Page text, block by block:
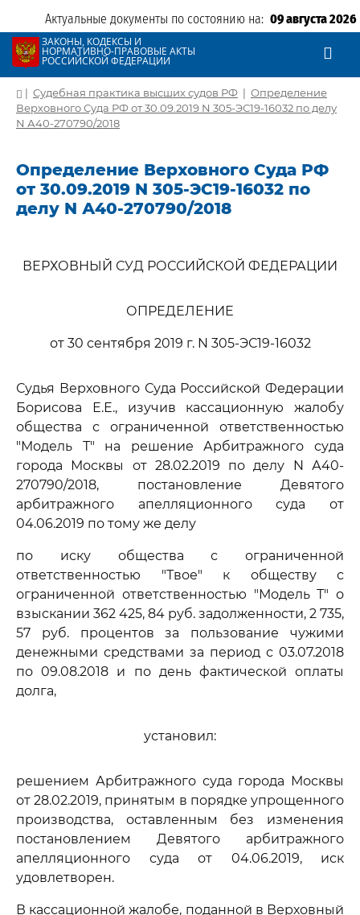
Актуальные документы по состоянию на: 09 августа 2026
ЗАКОНЫ, КОДЕКСЫ И
НОРМАТИВНО-ПРАВОВЫЕ АКТЫ
РОССИЙСКОЙ ФЕДЕРАЦИИ
| Судебная практика высших судов РФ | Определение
Верховного Суда РФ от 30.09.2019 N 305-ЭС19-16032 по делу
N А40-270790/2018
Определение Верховного Суда РФ
от 30.09.2019 N 305-ЭС19-16032 по
делу N А40-270790/2018
ВЕРХОВНЫЙ СУД РОССИЙСКОЙ ФЕДЕРАЦИИ
ОПРЕДЕЛЕНИЕ
от 30 сентября 2019 г. N 305-ЭС19-16032
Судья Верховного Суда Российской Федерации
Борисова Е.Е., изучив кассационную жалобу
общества с ограниченной ответственностью
"Модель Т" на решение Арбитражного суда
города Москвы от 28.02.2019 по делу N А40-
270790/2018, постановление Девятого
арбитражного апелляционного суда от
04.06.2019 по тому же делу
по иску общества с ограниченной
ответственностью "Твое" к обществу с
ограниченной ответственностью "Модель Т" о
взыскании 362 425, 84 руб. задолженности, 2 735,
57 руб. процентов за пользование чужими
денежными средствами за период с 03.07.2018
по 09.08.2018 и по день фактической оплаты
долга,
установил:
решением Арбитражного суда города Москвы
от 28.02.2019, принятым в порядке упрощенного
производства, оставленным без изменения
постановлением Девятого арбитражного
апелляционного суда от 04.06.2019, иск
удовлетворен.
В кассационной жалобе, поданной в Верховный